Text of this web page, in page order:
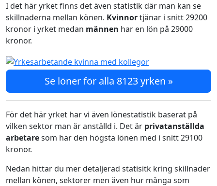
I det här yrket finns det även statistik där man kan se
skillnaderna mellan könen. Kvinnortjänar i snitt 29200
kronor i yrket medan männen har en lön på 29000
kronor.
Se löner för alla 8123 yrken »
För det här yrket har vi även lönestatistik baserat på
vilken sektor man är anställd i. Det är privatanställda
arbetaresom har den högsta lönen med i snitt 29100
kronor.
Nedan hittar du mer detaljerad statisitk kring skillnader
mellan könen, sektorer men även hur många som